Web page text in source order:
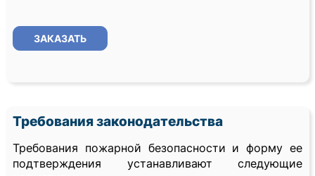
ЗАКАЗАТЬ
Требования законодательства
Требования пожарной безопасности и форму ее
подтверждения устанавливают следующие